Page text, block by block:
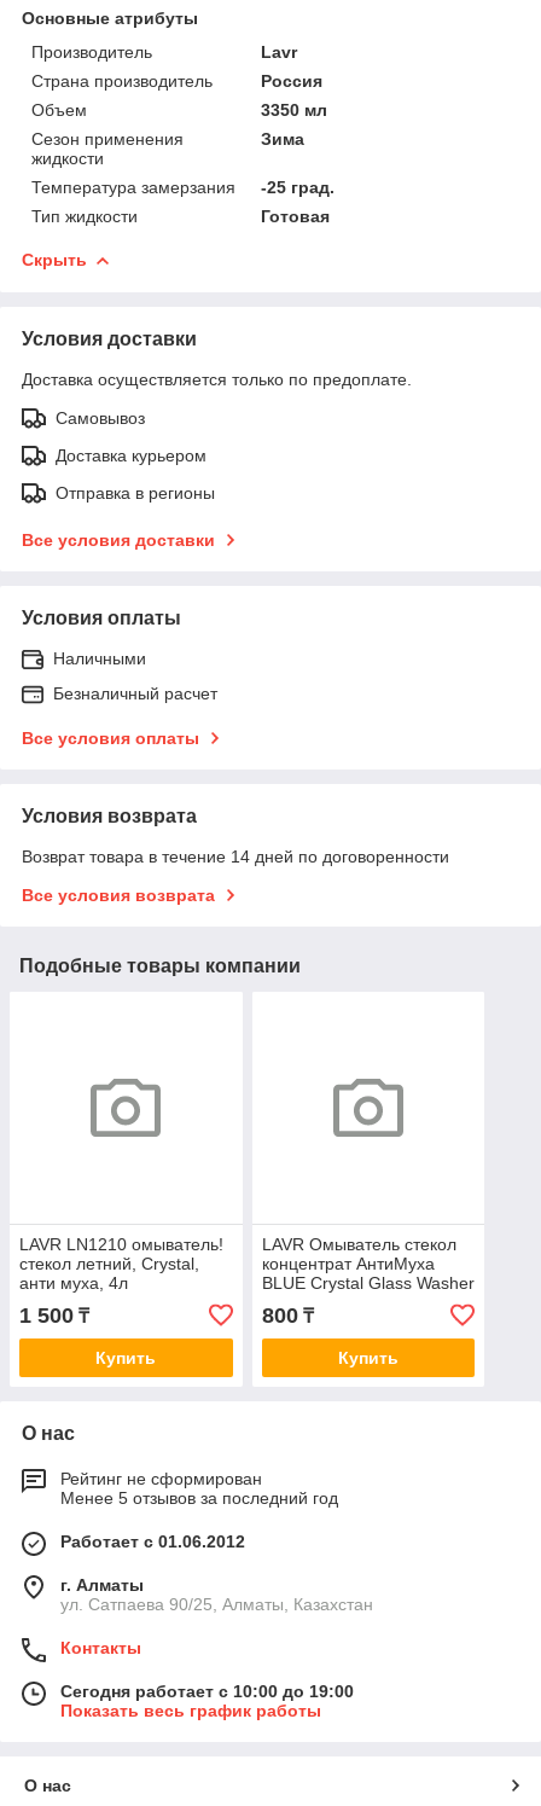
Основные атрибуты
Производитель
Lavr
Страна производитель
Россия
Объем
3350 мл
Сезон применения
жидкости
Зима
Температура замерзания
-25 град.
Тип жидкости
Готовая
Скрыть
Условия доставки
Доставка осуществляется только по предоплате.
Самовывоз
Доставка курьером
Отправка в регионы
Все условия доставки
Условия оплаты
Наличными
Безналичный расчет
Все условия оплаты
Условия возврата
Возврат товара в течение 14 дней по договоренности
Все условия возврата
Подобные товары компании
LAVR LN1210 омыватель!
стекол летний, Crystal,
анти муха, 4л
1 500 ₸
Купить
LAVR Омыватель стекол
концентрат АнтиМуха
BLUE Crystal Glass Washer
Concentrate Anti Fly 120мл
800₸
Купить
О нас
Рейтинг не сформирован
Менее 5 отзывов за последний год
Работает с 01.06.2012
г. Алматы
ул. Сатпаева 90/25, Алматы, Казахстан
Контакты
Сегодня работает с 10:00 до 19:00
Показать весь график работы
О нас